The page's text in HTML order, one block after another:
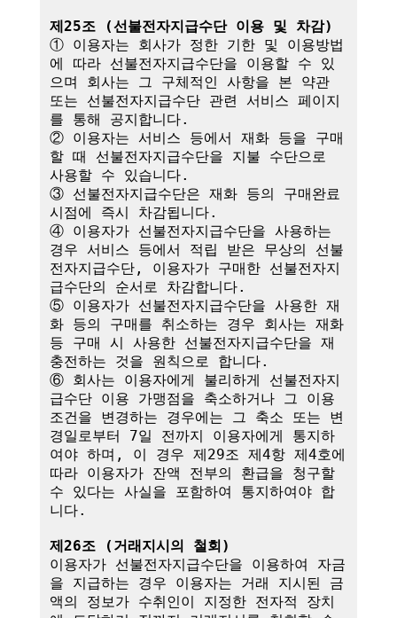
제25조 (선불전자지급수단 이용 및 차감)
① 이용자는 회사가 정한 기한 및 이용방법
에 따라 선불전자지급수단을 이용할 수 있
으며 회사는 그 구체적인 사항을 본 약관
또는 선불전자지급수단 관련 서비스 페이지
를 통해 공지합니다.
② 이용자는 서비스 등에서 재화 등을 구매
할 때 선불전자지급수단을 지불 수단으로
사용할 수 있습니다.
③ 선불전자지급수단은 재화 등의 구매완료
시점에 즉시 차감됩니다.
④ 이용자가 선불전자지급수단을 사용하는
경우 서비스 등에서 적립 받은 무상의 선불
전자지급수단, 이용자가 구매한 선불전자지
급수단의 순서로 차감합니다.
⑤ 이용자가 선불전자지급수단을 사용한 재
화 등의 구매를 취소하는 경우 회사는 재화
등 구매 시 사용한 선불전자지급수단을 재
충전하는 것을 원칙으로 합니다.
⑥ 회사는 이용자에게 불리하게 선불전자지
급수단 이용 가맹점을 축소하거나 그 이용
조건을 변경하는 경우에는 그 축소 또는 변
경일로부터 7일 전까지 이용자에게 통지하
여야 하며, 이 경우 제29조 제4항 제4호에
따라 이용자가 잔액 전부의 환급을 청구할
수 있다는 사실을 포함하여 통지하여야 합
니다.
제26조 (거래지시의 철회)
이용자가 선불전자지급수단을 이용하여 자금
을 지급하는 경우 이용자는 거래 지시된 금
액의 정보가 수취인이 지정한 전자적 장치